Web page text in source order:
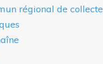
régional de collecte